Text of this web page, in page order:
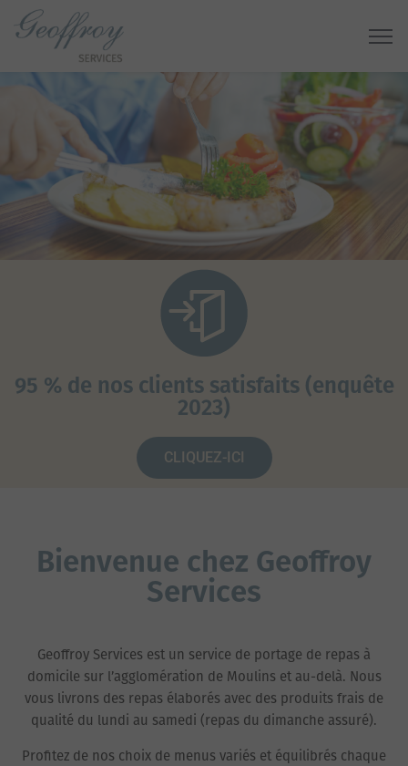
95 % de nos clients satisfaits (enquête
2023)
CLIQUEZ-ICI
Bienvenue chez Geoffroy
Services
Geoffroy Services est un service de portage de repas à
domicile sur l’agglomération de Moulins et au-delà. Nous
vous livrons des repas élaborés avec des produits frais de
qualité du lundi au samedi (repas du dimanche assuré).
Profitez de nos choix de menus variés et équilibrés chaque